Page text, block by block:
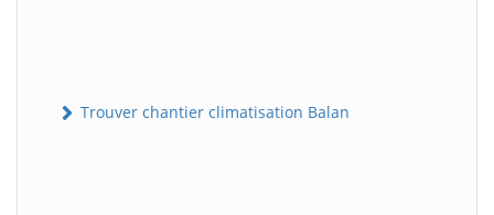
Trouver chantier climatisation Balan